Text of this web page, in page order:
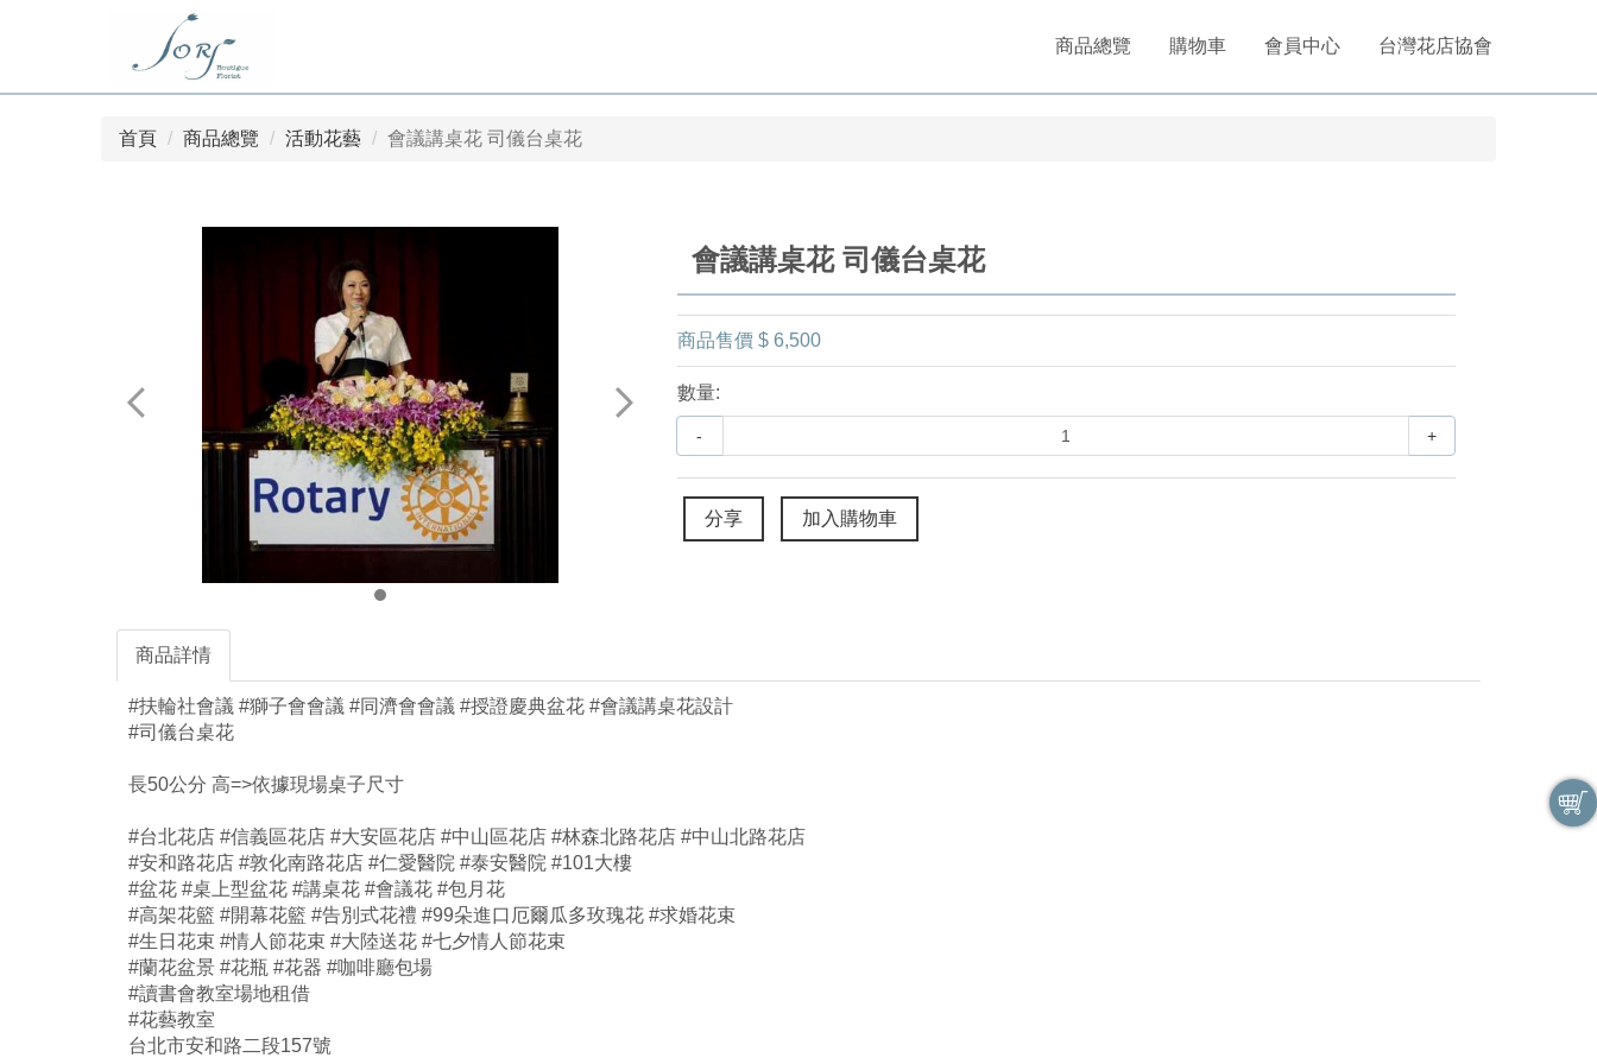
商品總覽 購物車 會員中心 台灣花店協會
首頁 商品總覽 活動花藝 會議講桌花 司儀台桌花
會議講桌花 司儀台桌花
商品售價 $ 6,500
數量:
- +
分享 加入購物車
商品詳情
#扶輪社會議 #獅子會會議 #同濟會會議 #授證慶典盆花 #會議講桌花設計
#司儀台桌花
長50公分 高=>依據現場桌子尺寸
#台北花店 #信義區花店 #大安區花店 #中山區花店 #林森北路花店 #中山北路花店
#安和路花店 #敦化南路花店 #仁愛醫院 #泰安醫院 #101大樓
#盆花 #桌上型盆花 #講桌花 #會議花 #包月花
#高架花籃 #開幕花籃 #告別式花禮 #99朵進口厄爾瓜多玫瑰花 #求婚花束
#生日花束 #情人節花束 #大陸送花 #七夕情人節花束
#蘭花盆景 #花瓶 #花器 #咖啡廳包場
#讀書會教室場地租借
#花藝教室
台北市安和路二段157號